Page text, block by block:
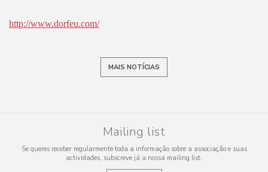
http://www.dorfeu.com/
MAIS NOTÍCIAS
Mailing list
Se queres receber regularmente toda a informação sobre a associação e suas
actividades, subscreve já a nossa mailing list.